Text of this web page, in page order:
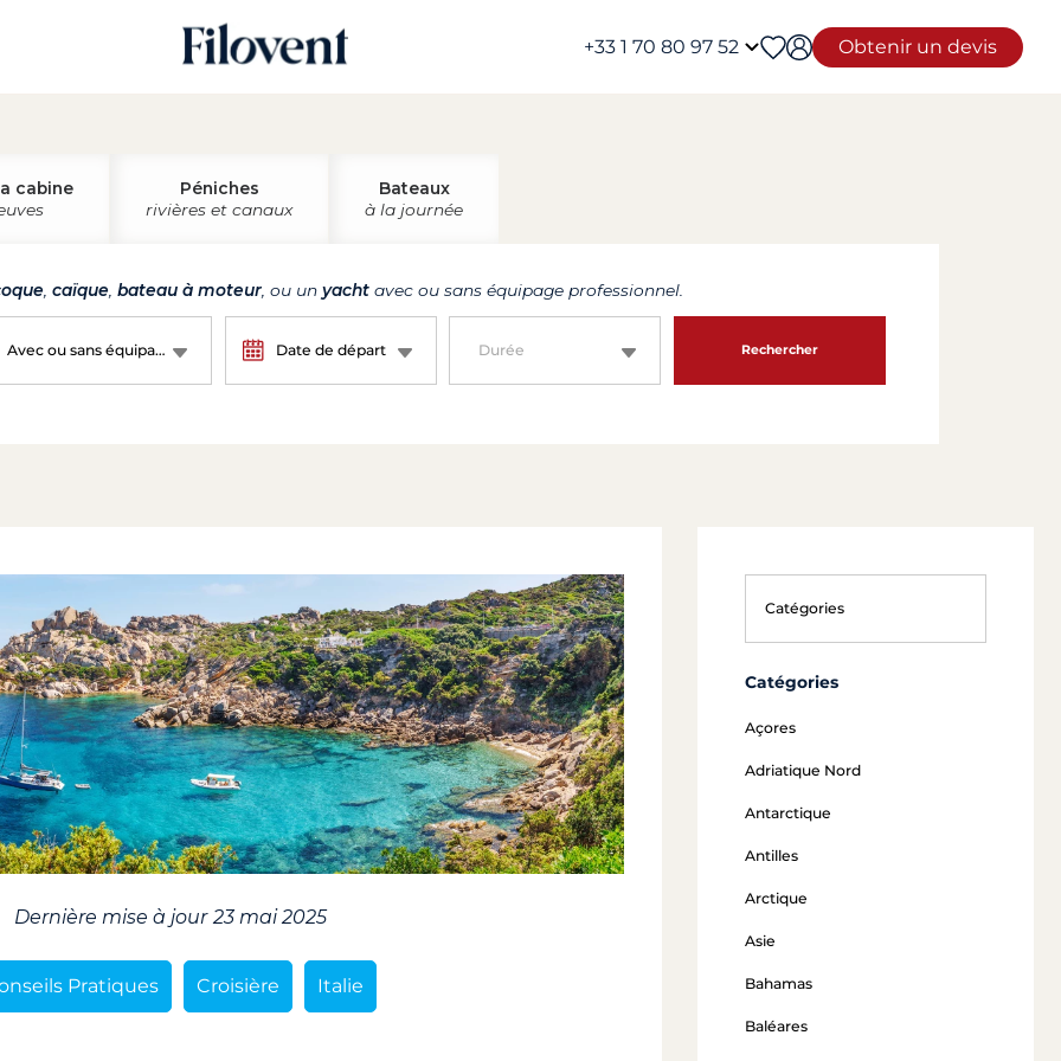
+33 1 70 80 97 52 Obtenir un devis
cabine
Péniches
rivières et canaux
Bateaux
à la journée
caïque bateau à moteur , ou un yacht avec ou sans équipage professionnel.
Avec ou sans équipage ? Date de départ Durée Rechercher
Dernière mise à jour 23 mai 2025
Pratiques Croisière Italie
Catégories
Açores
Adriatique Nord
Antarctique
Antilles
Arctique
Asie
Bahamas
Baléares